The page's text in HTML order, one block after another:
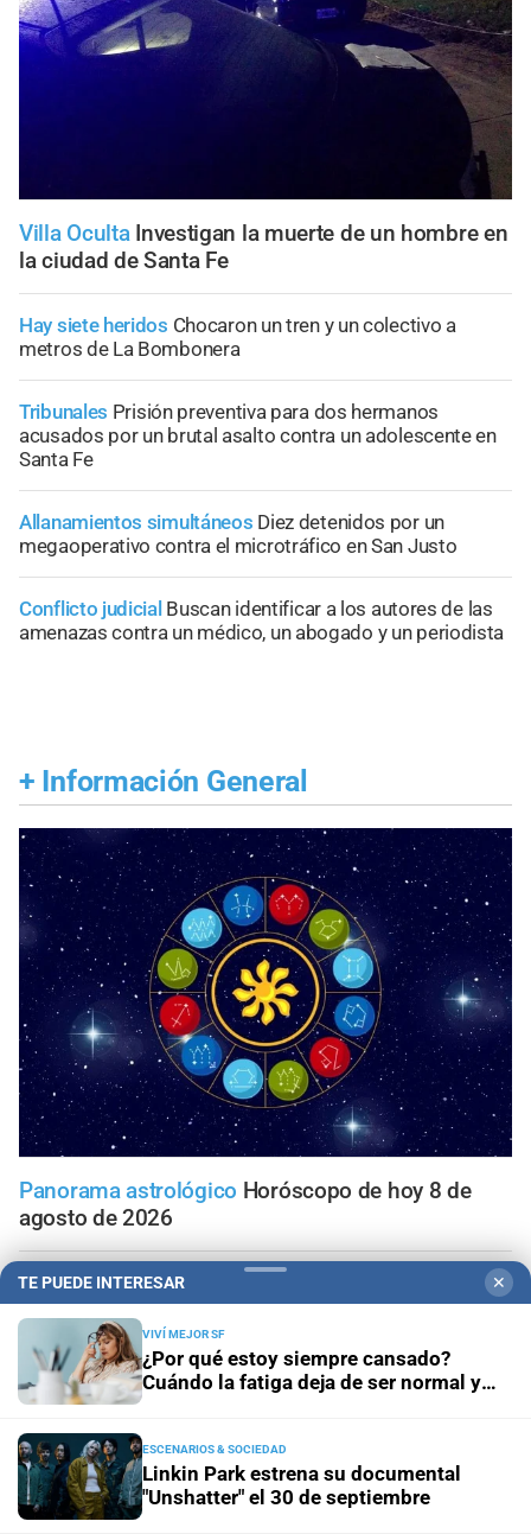
Villa Oculta Investigan la muerte de un hombre en
la ciudad de Santa Fe
Hay siete heridos Chocaron un tren y un colectivo a
metros de La Bombonera
Tribunales Prisión preventiva para dos hermanos
acusados por un brutal asalto contra un adolescente en
Santa Fe
Allanamientos simultáneos Diez detenidos por un
megaoperativo contra el microtráfico en San Justo
Conflicto judicial Buscan identificar a los autores de las
amenazas contra un médico, un abogado y un periodista
+ Información General
Panorama astrológico Horóscopo de hoy 8 de
agosto de 2026
Horóscopo del díaHoróscopo de hoy para Piscis: 08 de
agosto de 2026
Horóscopo del día Horóscopo de hoy para Acuario: 08
de agosto de 2026
Horóscopo del díaHoróscopo de hoy para Capricornio:
08 de agosto de 2026
TE PUEDE INTERESAR ✕
VIVÍ MEJOR SF
¿Por qué estoy siempre cansado?
Cuándo la fatiga deja de ser normal y
ESCENARIOS & SOCIEDAD
Linkin Park estrena su documental
"Unshatter" el 30 de septiembre